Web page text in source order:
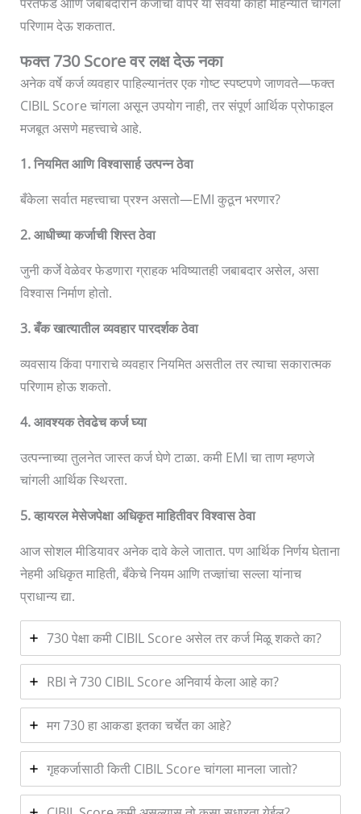
परिणाम देऊ शकतात.
फक्त 730 Score वर लक्ष देऊ नका
अनेक वर्षे कर्ज व्यवहार पाहिल्यानंतर एक गोष्ट स्पष्टपणे जाणवते—फक्त
CIBIL Score चांगला असून उपयोग नाही, तर संपूर्ण आर्थिक प्रोफाइल
मजबूत असणे महत्त्वाचे आहे.
1. नियमित आणि विश्वासार्ह उत्पन्न ठेवा
बँकेला सर्वात महत्त्वाचा प्रश्न असतो—EMI कुठून भरणार?
2. आधीच्या कर्जाची शिस्त ठेवा
जुनी कर्जे वेळेवर फेडणारा ग्राहक भविष्यातही जबाबदार असेल, असा
विश्वास निर्माण होतो.
3. बँक खात्यातील व्यवहार पारदर्शक ठेवा
व्यवसाय किंवा पगाराचे व्यवहार नियमित असतील तर त्याचा सकारात्मक
परिणाम होऊ शकतो.
4. आवश्यक तेवढेच कर्ज घ्या
उत्पन्नाच्या तुलनेत जास्त कर्ज घेणे टाळा. कमी EMI चा ताण म्हणजे
चांगली आर्थिक स्थिरता.
5. व्हायरल मेसेजपेक्षा अधिकृत माहितीवर विश्वास ठेवा
आज सोशल मीडियावर अनेक दावे केले जातात. पण आर्थिक निर्णय घेताना
नेहमी अधिकृत माहिती, बँकेचे नियम आणि तज्ज्ञांचा सल्ला यांनाच
प्राधान्य द्या.
730 पेक्षा कमी CIBIL Score असेल तर कर्ज मिळू शकते का?
RBI ने 730 CIBIL Score अनिवार्य केला आहे का?
मग 730 हा आकडा इतका चर्चेत का आहे?
गृहकर्जासाठी किती CIBIL Score चांगला मानला जातो?